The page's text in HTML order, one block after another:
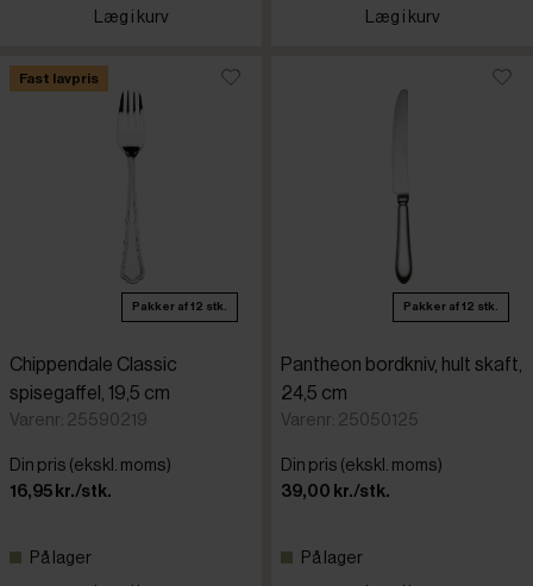
Læg i kurv
Læg i kurv
Fast lavpris
Pakker af 12 stk.
Chippendale Classic
spisegaffel, 19,5 cm
Varenr: 25590219
Din pris (ekskl. moms)
16,95 kr./stk.
På lager
Pakker af 12 stk.
Pantheon bordkniv, hult skaft,
24,5 cm
Varenr: 25050125
Din pris (ekskl. moms)
39,00 kr./stk.
På lager